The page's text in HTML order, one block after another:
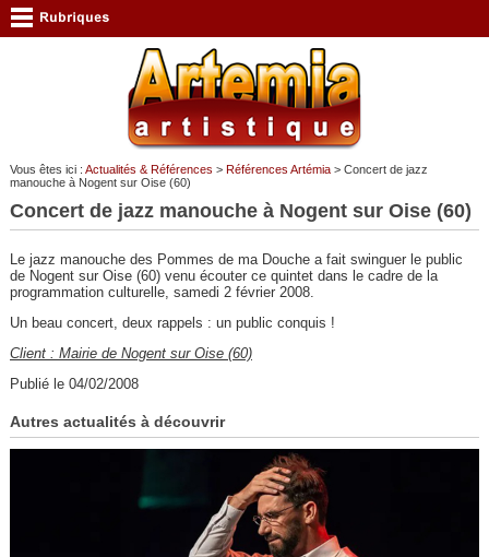
Vous êtes ici : Actualités & Références > Références Artémia> Concert de jazz
manouche à Nogent sur Oise (60)
Concert de jazz manouche à Nogent sur Oise (60)
Le jazz manouche des Pommes de ma Douche a fait swinguer le public
de Nogent sur Oise (60) venu écouter ce quintet dans le cadre de la
programmation culturelle, samedi 2 février 2008.
Un beau concert, deux rappels : un public conquis !
Client : Mairie de Nogent sur Oise (60)
Publié le 04/02/2008
Autres actualités à découvrir